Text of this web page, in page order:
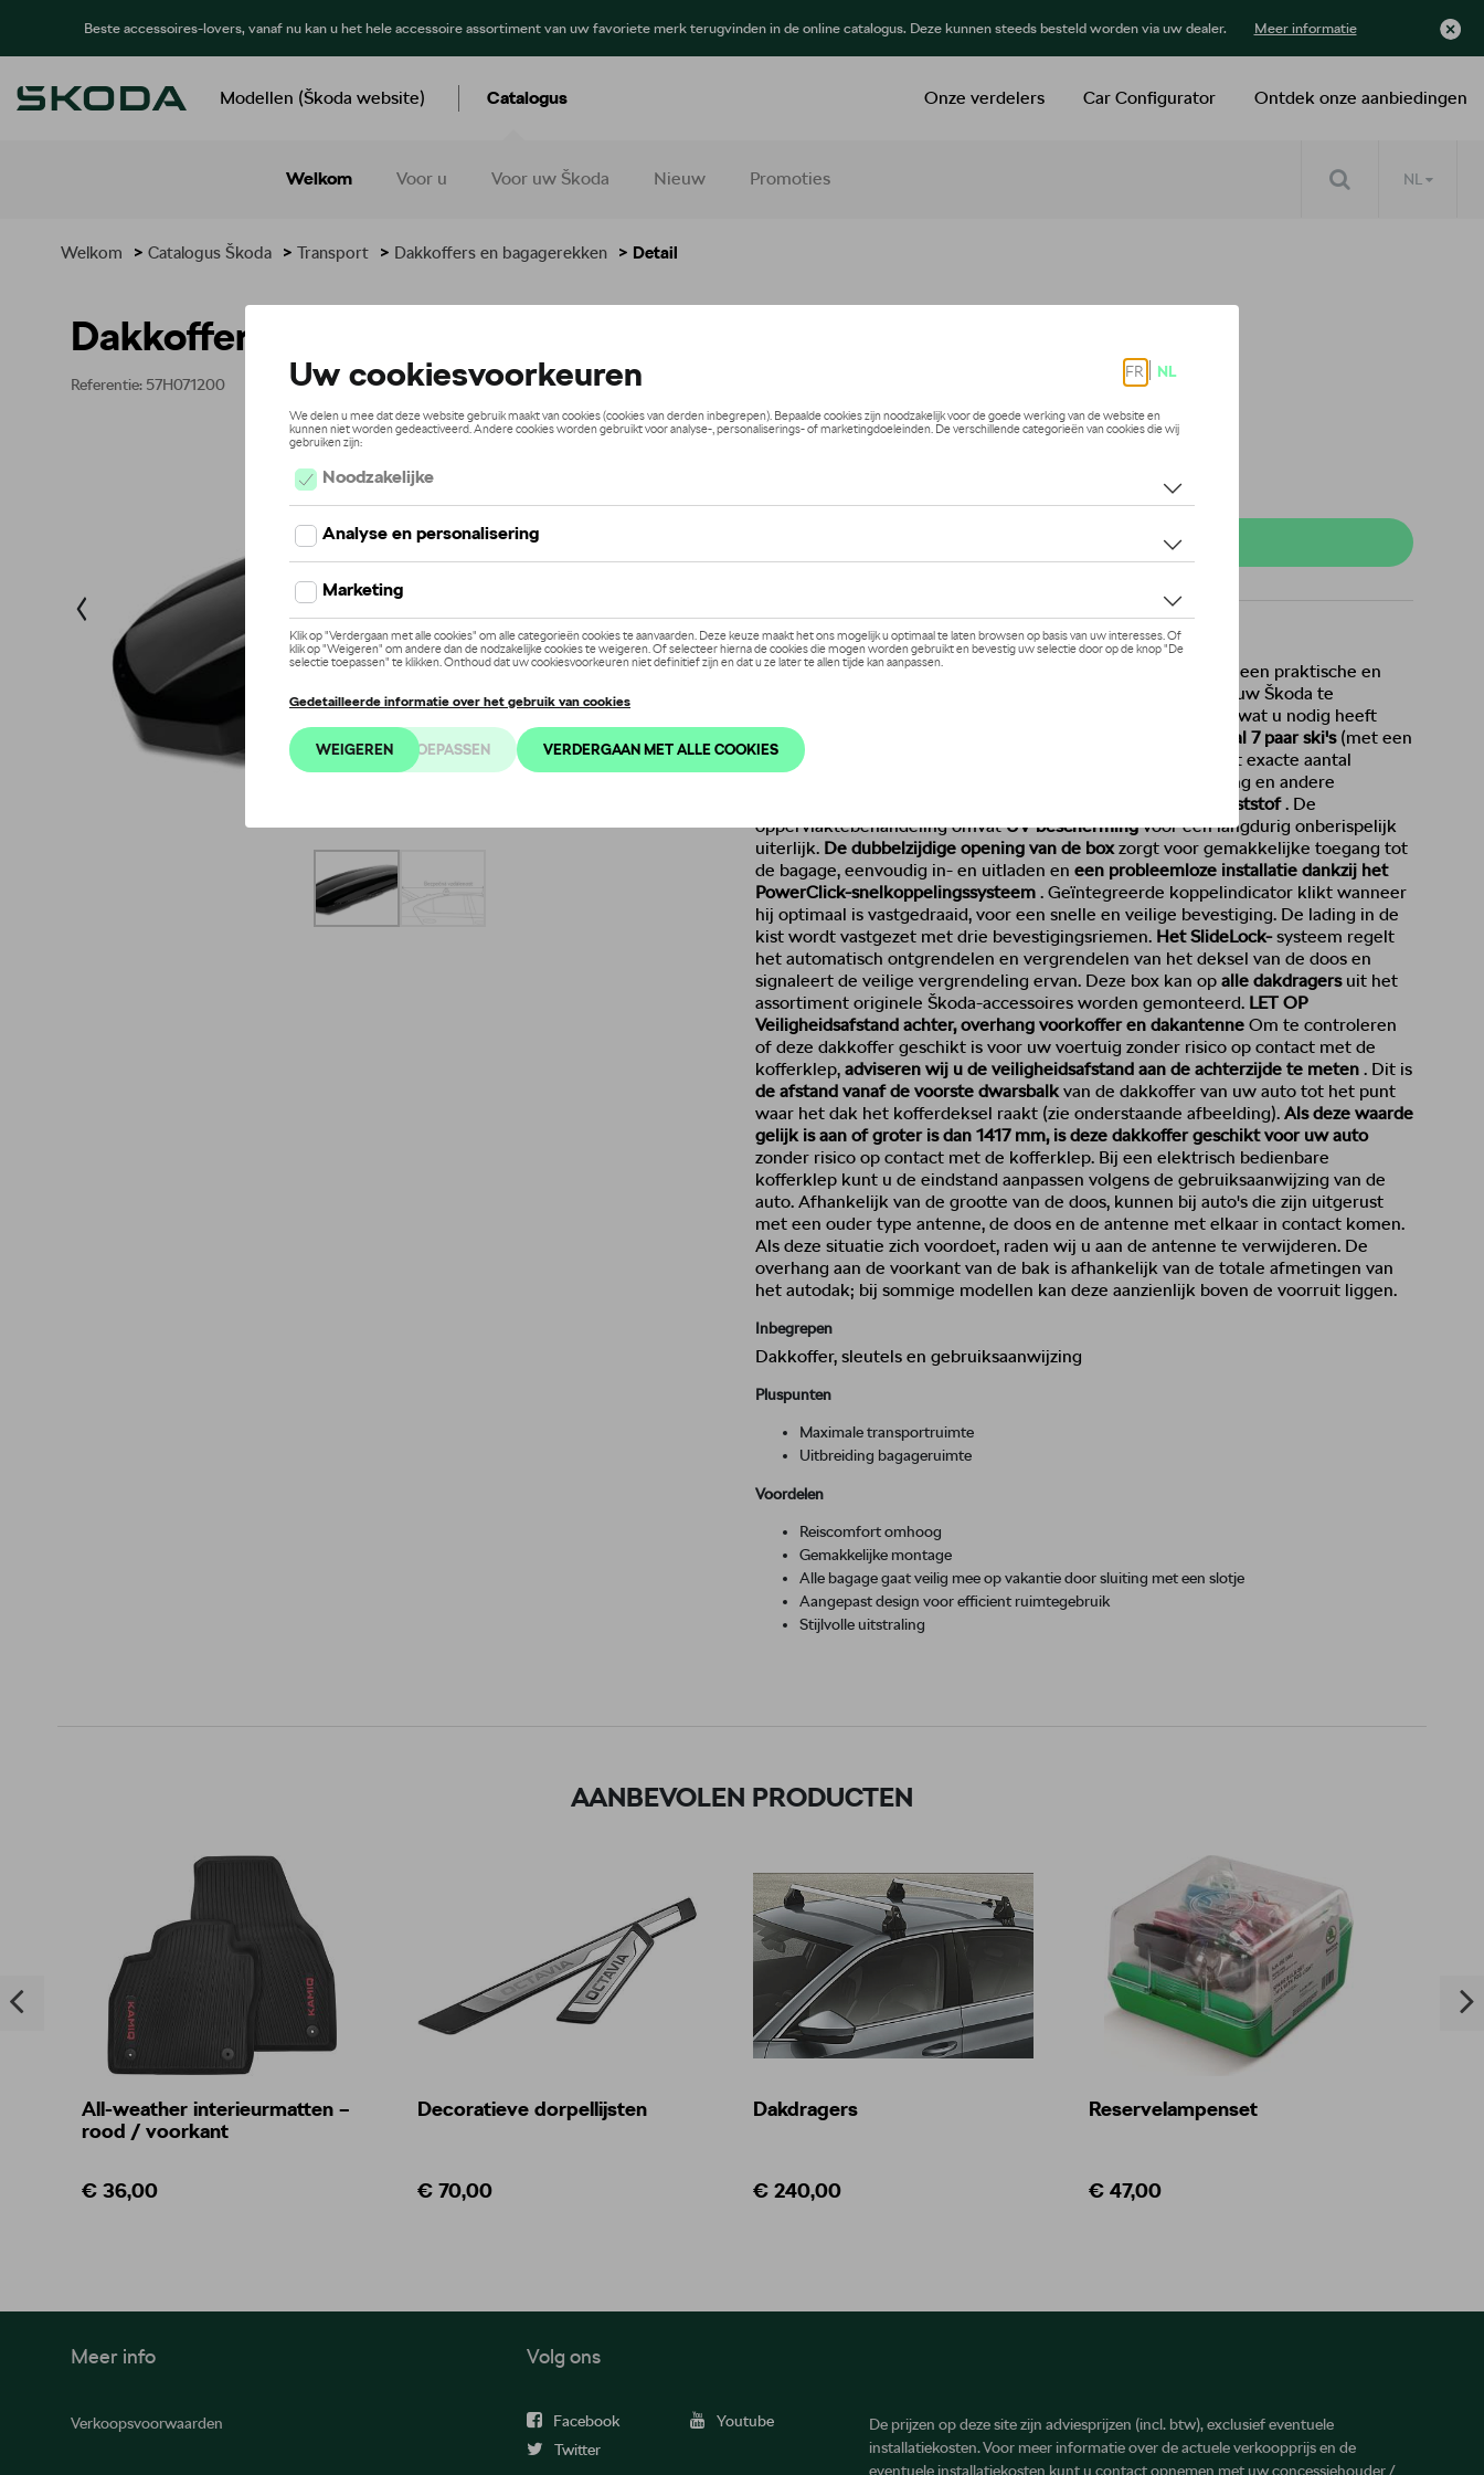
Beste accessoires-lovers, vanaf nu kan u het hele accessoire assortiment van uw favoriete merk terugvinden in de online catalogus. Deze kunnen steeds besteld worden via uw dealer. Meer informatie
Modellen (Škoda website) Catalogus
Welkom Voor u Voor uw Škoda Nieuw Promoties
Ontdek onze aanbiedingen
Car Configurator
Onze verdelers
NL
Welkom > Catalogus Škoda > Transport > Dakkoffers en bagagerekken > Detail
Dakkoffer 512 l – zwart
Referentie: 57H071200
€ 1.129,99
Contacteer uw dealer om te bestellen
Beschrijving
De stijlvolle en ruimedakkoffer van bovennormaal formaat
is een praktische en
elegante oplossing om eenvoudig de transportcapaciteit van uw Škoda te
past er alles in wat u nodig heeft
voor actieve vrije tijd. Biedt eenvoudig
transport van maximaal 7 paar ski's(met een
maximale lengte van 210 cm) of
. Het exacte aantal
sportartikelen is afhankelijk van de lengte, het type, de binding en andere
duurzaam ABS-kunststof. De
oppervlaktebehandeling omvatUV-beschermingvoor een langdurig onberispelijk
uiterlijk. De dubbelzijdige opening van de boxzorgt voor gemakkelijke toegang tot
de bagage, eenvoudig in- en uitladen en een probleemloze installatie dankzij het
PowerClick-snelkoppelingssysteem . Geïntegreerde koppelindicator klikt wanneer
hij optimaal is vastgedraaid, voor een snelle en veilige bevestiging. De lading in de
kist wordt vastgezet met drie bevestigingsriemen. Het SlideLock-systeem regelt
het automatisch ontgrendelen en vergrendelen van het deksel van de doos en
signaleert de veilige vergrendeling ervan. Deze box kan op alle dakdragersuit het
assortiment originele Škoda-accessoires worden gemonteerd. LET OP
Veiligheidsafstand achter, overhang voorkoffer en dakantenne Om te controleren
of deze dakkoffer geschikt is voor uw voertuig zonder risico op contact met de
kofferklep, adviseren wij u de veiligheidsafstand aan de achterzijde te meten . Dit is
de afstand vanaf de voorste dwarsbalkvan de dakkoffer van uw auto tot het punt
waar het dak het kofferdeksel raakt (zie onderstaande afbeelding). Als deze waarde
gelijk is aan of groter is dan 1417 mm, is deze dakkoffer geschikt voor uw auto
zonder risico op contact met de kofferklep. Bij een elektrisch bedienbare
kofferklep kunt u de eindstand aanpassen volgens de gebruiksaanwijzing van de
auto. Afhankelijk van de grootte van de doos, kunnen bij auto's die zijn uitgerust
met een ouder type antenne, de doos en de antenne met elkaar in contact komen.
Als deze situatie zich voordoet, raden wij u aan de antenne te verwijderen. De
overhang aan de voorkant van de bak is afhankelijk van de totale afmetingen van
het autodak; bij sommige modellen kan deze aanzienlijk boven de voorruit liggen.
Inbegrepen
Dakkoffer, sleutels en gebruiksaanwijzing
Pluspunten
Maximale transportruimte
Uitbreiding bagageruimte
Voordelen
Reiscomfort omhoog
Gemakkelijke montage
Alle bagage gaat veilig mee op vakantie door sluiting met een slotje
Aangepast design voor efficient ruimtegebruik
Stijlvolle uitstraling
AANBEVOLEN PRODUCTEN
All-weather interieurmatten –
rood / voorkant
€ 36,00
Decoratieve dorpellijsten
€ 70,00
Dakdragers
€ 240,00
Reservelampenset
€ 47,00
Meer info
Verkoopsvoorwaarden
Volg ons
Facebook
Youtube
Twitter
De prijzen op deze site zijn adviesprijzen (incl. btw), exclusief eventuele
installatiekosten. Voor meer informatie over de actuele verkoopprijs en de
eventuele installatiekosten kunt u contact opnemen met uw concessiehouder /